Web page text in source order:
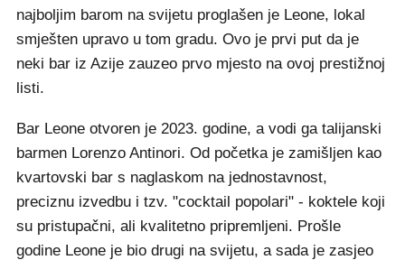
najboljim barom na svijetu proglašen je Leone, lokal
smješten upravo u tom gradu. Ovo je prvi put da je
neki bar iz Azije zauzeo prvo mjesto na ovoj prestižnoj
listi.
Bar Leone otvoren je 2023. godine, a vodi ga talijanski
barmen Lorenzo Antinori. Od početka je zamišljen kao
kvartovski bar s naglaskom na jednostavnost,
preciznu izvedbu i tzv. "cocktail popolari" - koktele koji
su pristupačni, ali kvalitetno pripremljeni. Prošle
godine Leone je bio drugi na svijetu, a sada je zasjeo